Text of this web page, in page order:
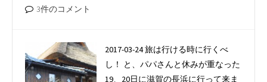
3件のコメント
2017-03-24 旅は行ける時に行くべ
し！ と、パパさんと休みが重なった
19、20日に滋賀の長浜に行って来ま